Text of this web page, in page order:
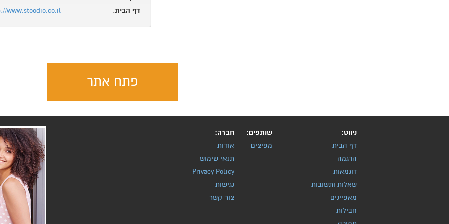
דף הבית:
www.stoodio.co.il
פתח אתר
ניווט:
דף הבית
הדגמה
דוגמאות
שאלות ותשובות
מאפיינים
חבילות
שותפים:
מפיצים
חברה:
אודות
תנאי שימוש
Privacy Policy
נגישות
צור קשר